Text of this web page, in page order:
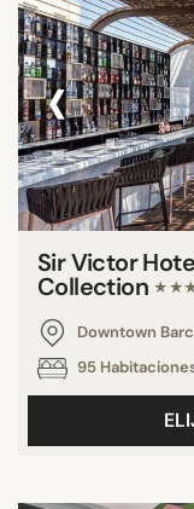
‹
Sir Victor
Collection
Downtown
95